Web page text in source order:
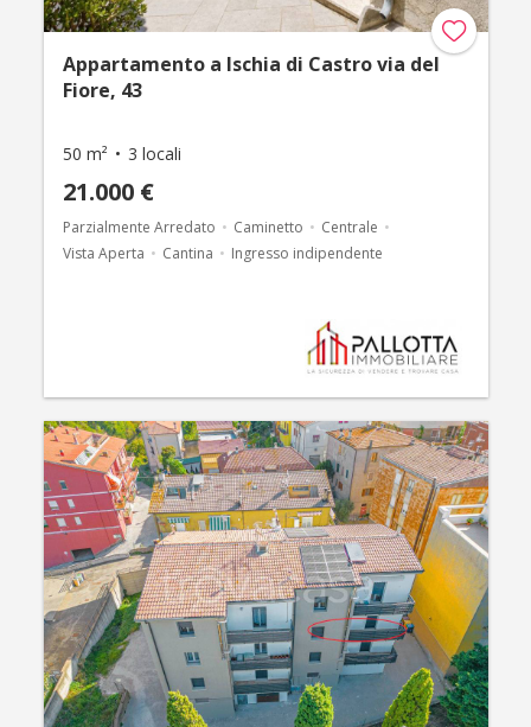
Appartamento a Ischia di Castro via del
Fiore, 43
50 m² 3 locali
21.000 €
Parzialmente Arredato Caminetto
Centrale
Vista Aperta
Cantina Ingresso indipendente